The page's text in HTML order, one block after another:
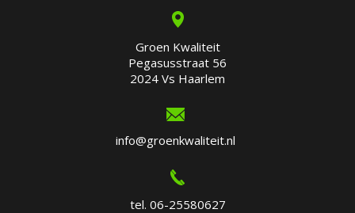
Groen Kwaliteit
Pegasusstraat 56
2024 Vs Haarlem
info@groenkwaliteit.nl
tel. 06-25580627